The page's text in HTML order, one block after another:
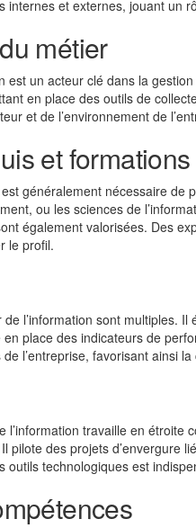
et externes, jouant un
métier
est un acteur clé dans la
en place des outils de
et de l’environnement de
et formations
généralement nécessaire de
ou les sciences de
également valorisées. Des
le profil.
de l’information sont multiples.
place des indicateurs de
l’entreprise, favorisant ainsi
l’information travaille en
pilote des projets d’envergure
outils technologiques est